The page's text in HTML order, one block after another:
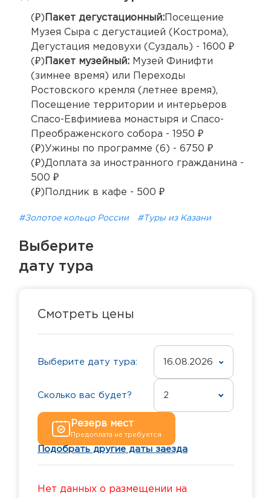
(₽) Пакет дегустационный: Посещение
Музея Сыра с дегустацией (Кострома),
Дегустация медовухи (Суздаль) - 1600 ₽
(₽) Пакет музейный: Музей Финифти
(зимнее время) или Переходы
Ростовского кремля (летнее время),
Посещение территории и интерьеров
Спасо-Евфимиева монастыря и Спасо-
Преображенского собора - 1950 ₽
(₽)Ужины по программе (6) - 6750 ₽
(₽)Доплата за иностранного гражданина -
500 ₽
(₽)Полдник в кафе - 500 ₽
#Золотое кольцо России #Туры из Казани
Выберите
дату тура
Смотреть цены
Выберите дату тура: 16.08.2026
Сколько вас будет? 2
Резерв мест
Предоплата не требуется
Подобрать другие даты заезда
Нет данных о размещении на